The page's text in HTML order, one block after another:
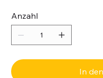
Anzahl
In